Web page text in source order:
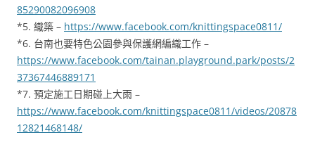
85290082096908
*5. 織築 – https://www.facebook.com/knittingspace0811/
*6. 台南也要特色公園參與保護網編織工作 –
https://www.facebook.com/tainan.playground.park/posts/2
37367446889171
*7. 預定施工日期碰上大雨 –
https://www.facebook.com/knittingspace0811/videos/20878
12821468148/